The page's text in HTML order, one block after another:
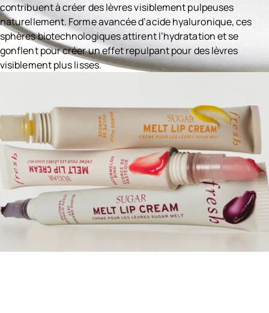
contribuent à créer des lèvres visiblement pulpeuses
naturellement. Forme avancée d’acide hyaluronique, ces
sphères biotechnologiques attirent l’hydratation et se
gonflent pour créer un effet repulpant pour des lèvres
visiblement plus lisses.